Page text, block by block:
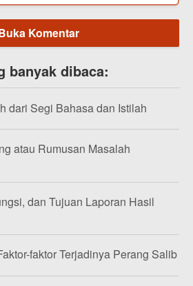
Komentar
banyak dibaca:
dari Segi Bahasa dan Istilah
atau Rumusan Masalah
dan Tujuan Laporan Hasil
faktor Terjadinya Perang Salib